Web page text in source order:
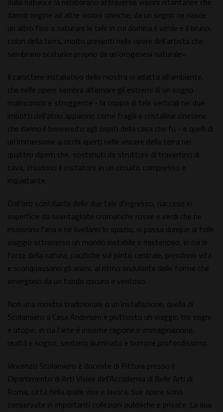
danno origine ad altre visioni oniriche; da un segno ne nasce
un altro fino a saturare le tele in cui domina il verde e il bruno,
colori della terra, molto presenti nelle opere dell'artista che
sembrano scaturire proprio da un'orogenesi naturale».
Il carattere installativo della mostra si adatta all'ambiente,
che nelle opere sembra alternare gli estremi di un sogno
malinconico e struggente - la coppia di tele verticali nei due
imbotti dell'atrio appaiono come fragili e cristalline cineserie
che danno il benvenuto agli ospiti della casa che fu - e quelli di
un'immersione a occhi aperti nelle viscere della terra nei
quattro dipinti che, sostenuti da strutture di travertino di
cava, chiudono il visitatore in un circuito compresso e
inquietante.
Dall'oro scintillante delle due tele d'ingresso, riacceso in
superficie da sventagliate cromatiche rosse e verdi che ne
muovono l'aria e ne livellano lo spazio, si passa dunque al folle
viaggio attraverso un mondo instabile e misterioso, in cui le
forze della natura, pacifiche sul plinto centrale, prendono vita
e sconquassano gli animi, al ritmo ondulante delle forme che
emergono da un fondo oscuro e ventoso.
Non una mostra tradizionale o un'installazione, quella di
Scolamiero a Casa Andersen è piuttosto un viaggio tra sogni
e utopie, in cui l'arte è insieme ragione e immaginazione,
realtà e sogno, sentiero illuminato e burrone profondissimo.
Vincenzo Scolamiero è docente di Pittura presso il
Dipartimento di Arti Visive dell'Accademia di Belle Arti di
Roma, città nella quale vive e lavora. Sue opere sono
conservate in importanti collezioni pubbliche e private. La sua